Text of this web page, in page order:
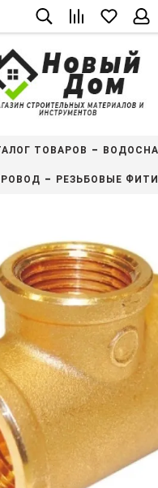
ТОВАРОВ
РЕЗЬБОВЫЕ